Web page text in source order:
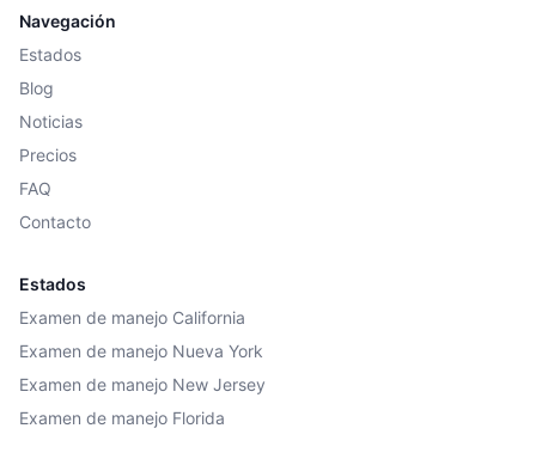
Navegación
Estados
Blog
Noticias
Precios
FAQ
Contacto
Estados
Examen de manejo California
Examen de manejo Nueva York
Examen de manejo New Jersey
Examen de manejo Florida